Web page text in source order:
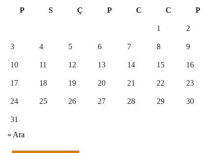
P
S Ç P C C P
1 2
3 4 5 6 7 8 9
10 11 12 13 14 15 16
17 18 19 20 21 22 23
24 25 26 27 28 29 30
31
« Ara